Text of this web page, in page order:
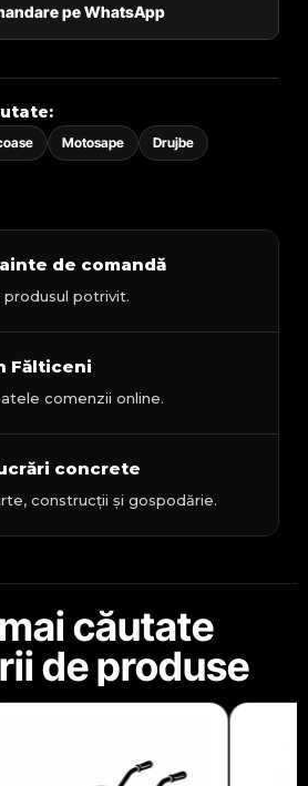
pe WhatsApp
Motosape Drujbe
de comandă
produsul potrivit.
Fălticeni
comenzii online.
concrete
construcții și gospodărie.
căutate
de produse